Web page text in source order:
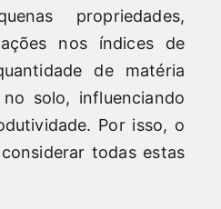
propriedades,
nos índices de
de matéria
solo, influenciando
Por isso, o
todas estas